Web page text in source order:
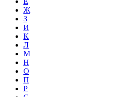
Ж
З
И
К
Л
М
Н
О
П
Р